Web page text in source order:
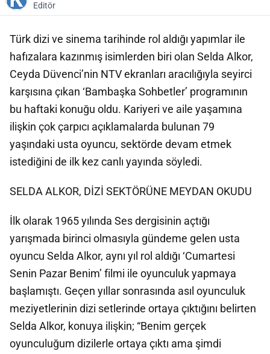
Editör
Türk dizi ve sinema tarihinde rol aldığı yapımlar ile
hafızalara kazınmış isimlerden biri olan Selda Alkor,
Ceyda Düvenci’nin NTV ekranları aracılığıyla seyirci
karşısına çıkan ‘Bambaşka Sohbetler’ programının
bu haftaki konuğu oldu. Kariyeri ve aile yaşamına
ilişkin çok çarpıcı açıklamalarda bulunan 79
yaşındaki usta oyuncu, sektörde devam etmek
istediğini de ilk kez canlı yayında söyledi.
SELDA ALKOR, DİZİ SEKTÖRÜNE MEYDAN OKUDU
İlk olarak 1965 yılında Ses dergisinin açtığı
yarışmada birinci olmasıyla gündeme gelen usta
oyuncu Selda Alkor, aynı yıl rol aldığı ‘Cumartesi
Senin Pazar Benim’ filmi ile oyunculuk yapmaya
başlamıştı. Geçen yıllar sonrasında asıl oyunculuk
meziyetlerinin dizi setlerinde ortaya çıktığını belirten
Selda Alkor, konuya ilişkin; “Benim gerçek
oyunculuğum dizilerle ortaya çıktı ama şimdi